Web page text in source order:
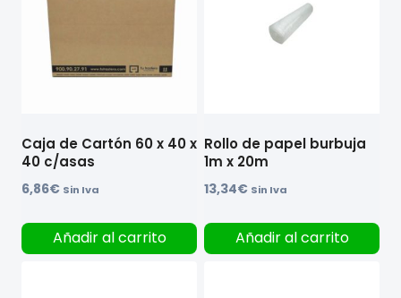
Caja de Cartón 60 x 40 x
40 c/asas
6,86€ Sin Iva
Añadir al carrito
Rollo de papel burbuja
1m x 20m
13,34€ Sin Iva
Añadir al carrito